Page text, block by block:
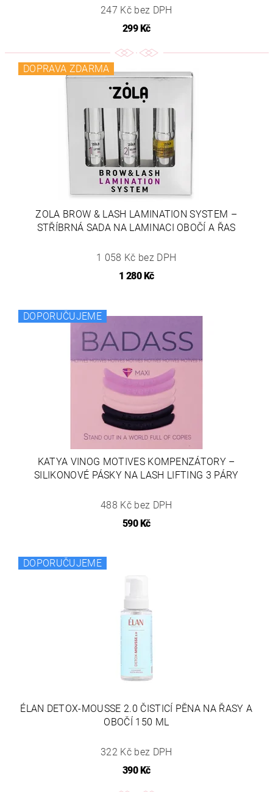
247 Kč bez DPH
299 Kč
DOPRAVA ZDARMA
ZOLA BROW & LASH LAMINATION SYSTEM –
STŘÍBRNÁ SADA NA LAMINACI OBOČÍ A ŘAS
1 058 Kč bez DPH
1 280 Kč
DOPORUČUJEME
KATYA VINOG MOTIVES KOMPENZÁTORY –
SILIKONOVÉ PÁSKY NA LASH LIFTING 3 PÁRY
488 Kč bez DPH
590 Kč
DOPORUČUJEME
ÉLAN DETOX-MOUSSE 2.0 ČISTICÍ PĚNA NA ŘASY A
OBOČÍ 150 ML
322 Kč bez DPH
390 Kč